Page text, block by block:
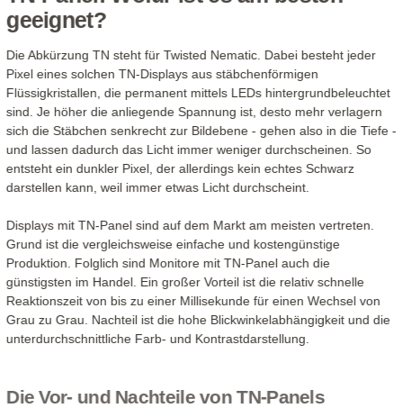
geeignet?
Die Abkürzung TN steht für Twisted Nematic. Dabei besteht jeder
Pixel eines solchen TN-Displays aus stäbchenförmigen
Flüssigkristallen, die permanent mittels LEDs hintergrundbeleuchtet
sind. Je höher die anliegende Spannung ist, desto mehr verlagern
sich die Stäbchen senkrecht zur Bildebene - gehen also in die Tiefe -
und lassen dadurch das Licht immer weniger durchscheinen. So
entsteht ein dunkler Pixel, der allerdings kein echtes Schwarz
darstellen kann, weil immer etwas Licht durchscheint.
Displays mit TN-Panel sind auf dem Markt am meisten vertreten.
Grund ist die vergleichsweise einfache und kostengünstige
Produktion. Folglich sind Monitore mit TN-Panel auch die
günstigsten im Handel. Ein großer Vorteil ist die relativ schnelle
Reaktionszeit von bis zu einer Millisekunde für einen Wechsel von
Grau zu Grau. Nachteil ist die hohe Blickwinkelabhängigkeit und die
unterdurchschnittliche Farb- und Kontrastdarstellung.
Die Vor- und Nachteile von TN-Panels